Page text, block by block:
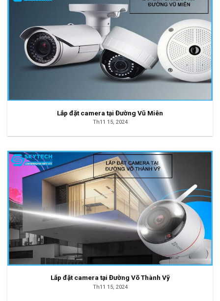
Lắp đặt camera tại Đường Vũ Miên
Th11 15, 2024
Lắp đặt camera tại Đường Võ Thành Vỹ
Th11 15, 2024